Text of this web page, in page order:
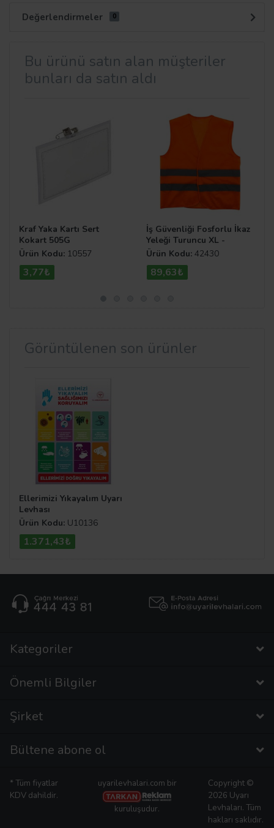
Değerlendirmeler 0
Bu ürünü satın alan müşteriler
bunları da satın aldı
Kraf Yaka Kartı Sert
Kokart 505G
Ürün Kodu: 10557
3,77₺
İş Güvenliği Fosforlu İkaz
Yeleği Turuncu XL -
Turuncu
Ürün Kodu: 42430
89,63₺
Görüntülenen son ürünler
Ellerimizi Yıkayalım Uyarı
Levhası
Ürün Kodu: U10136
1.371,43₺
Kategoriler
Önemli Bilgiler
Şirket
Bültene abone ol
* Tüm fiyatlar
KDV dahildir.
uyarilevhalari.com bir
kuruluşudur.
Copyright ©
2026 Uyarı
Levhaları. Tüm
hakları saklıdır.